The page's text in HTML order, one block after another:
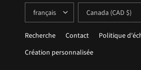
METTRE
JOUR
LE
PAYS/LA
RÉGION
METTRE
JOUR
LE
RÉGION
Recherche Contact Politique
Création personnalisée